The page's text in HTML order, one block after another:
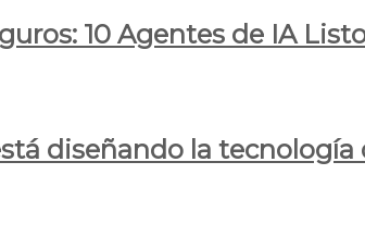
10 Agentes de IA
diseñando la